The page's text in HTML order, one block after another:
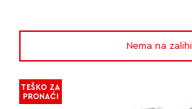
Nema na zalihi
TEŠKO ZA
PRONAĆI